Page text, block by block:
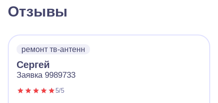
Отзывы
ремонт тв-антенн
Сергей
Заявка 9989733
5/5